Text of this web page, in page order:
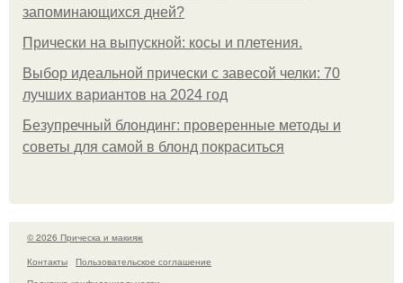
запоминающихся дней?
Прически на выпускной: косы и плетения.
Выбор идеальной прически с завесой челки: 70
лучших вариантов на 2024 год
Безупречный блондинг: проверенные методы и
советы для самой в блонд покраситься
© 2026 Прическа и макияж
Контакты
Пользовательское соглашение